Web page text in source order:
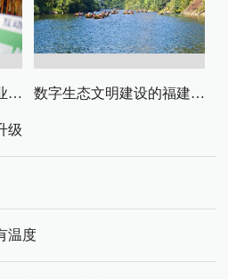
从票根经济到文旅全产业链升级 数字生态文明建设的福建路径与启示
级
温度